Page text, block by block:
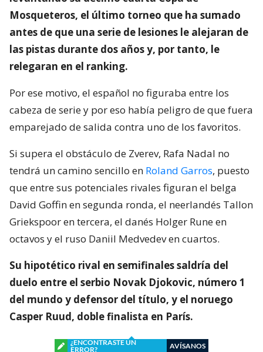
Mosqueteros, el último torneo que ha sumado
antes de que una serie de lesiones le alejaran de
las pistas durante dos años y, por tanto, le
relegaran en el ranking.
Por ese motivo, el español no figuraba entre los
cabeza de serie y por eso había peligro de que fuera
emparejado de salida contra uno de los favoritos.
Si supera el obstáculo de Zverev, Rafa Nadal no
tendrá un camino sencillo en Roland Garros, puesto
que entre sus potenciales rivales figuran el belga
David Goffin en segunda ronda, el neerlandés Tallon
Griekspoor en tercera, el danés Holger Rune en
octavos y el ruso Daniil Medvedev en cuartos.
Su hipotético rival en semifinales saldría del
duelo entre el serbio Novak Djokovic, número 1
del mundo y defensor del título, y el noruego
Casper Ruud, doble finalista en París.
¿ENCONTRASTE UN
ERROR?
AVÍSANOS